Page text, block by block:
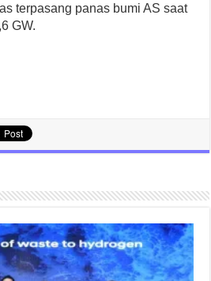
terpasang panas bumi AS saat
GW.